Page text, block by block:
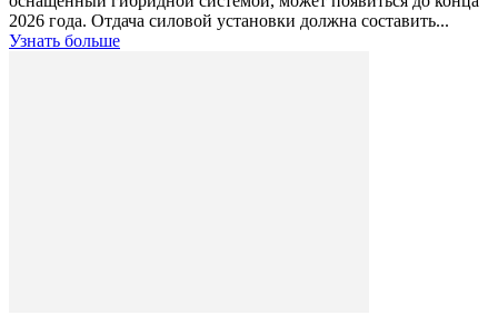
2026 года. Отдача силовой установки должна составить...
Узнать больше